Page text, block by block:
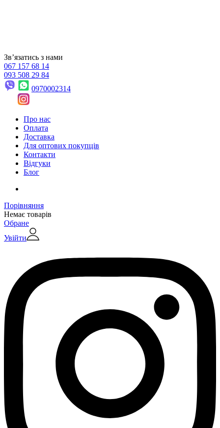
Звʼязатись з нами
067 157 68 14
093 508 29 84
0970002314
Про нас
Оплата
Доставка
Для оптових покупців
Контакти
Відгуки
Блог
Порівняння
Немає товарів
Обране
Увійти